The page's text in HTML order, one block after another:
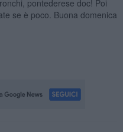
pontederese doc! Poi
se è poco. Buona domenica